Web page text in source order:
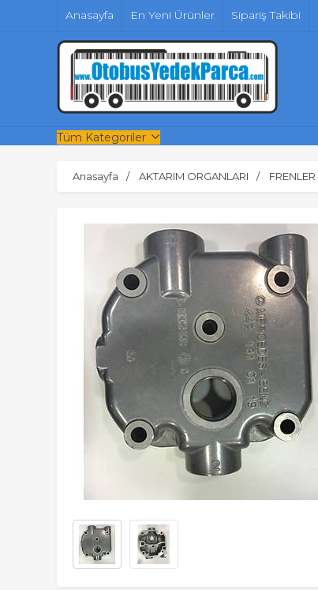
Anasayfa En Yeni Ürünler Sipariş Takibi
Tüm Kategoriler
Anasayfa AKTARIM ORGANLARI FRENLER